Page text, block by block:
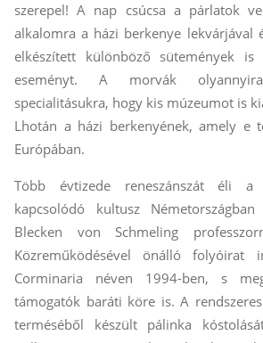
szerepel! A nap csúcsa a párlatok
alkalomra a házi berkenye lekvárjával
elkészített különböző sütemények
eseményt. A morvák
specialitásukra, hogy kis múzeumot is
Lhotán a házi berkenyének, amely e
Európában.
Több évtizede reneszánszát éli a
kapcsolódó kultusz
Blecken von Schmeling
Közreműködésével önálló folyóirat
Corminaria néven 1994-ben, s
támogatók baráti köre is. A
terméséből készült pálinka